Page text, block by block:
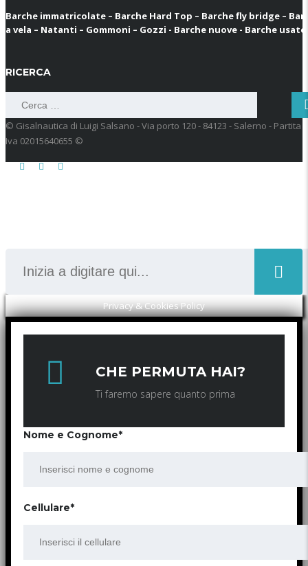
Barche immatricolate – Barche Hard Top – Barche fly bridge –
a vela – Natanti – Gommoni – Gozzi - Barche nuove - Barche usate
RICERCA
Ricerca
© Gisalnautica di Luigi Salsano - Via porto 120 - 84123 - Salerno - Partita
Iva 02015640655 ©
Privacy & Cookies Policy
CHE PERMUTA HAI?
Ti faremo sapere quanto prima
Nome e Cognome*
Cellulare*